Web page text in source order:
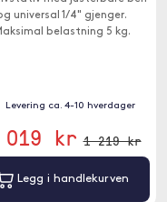
universal 1/4" gjenger.
belastning 5 kg.
Levering ca. 4-10 hverdager
019 kr 1 219 kr
Legg i handlekurven